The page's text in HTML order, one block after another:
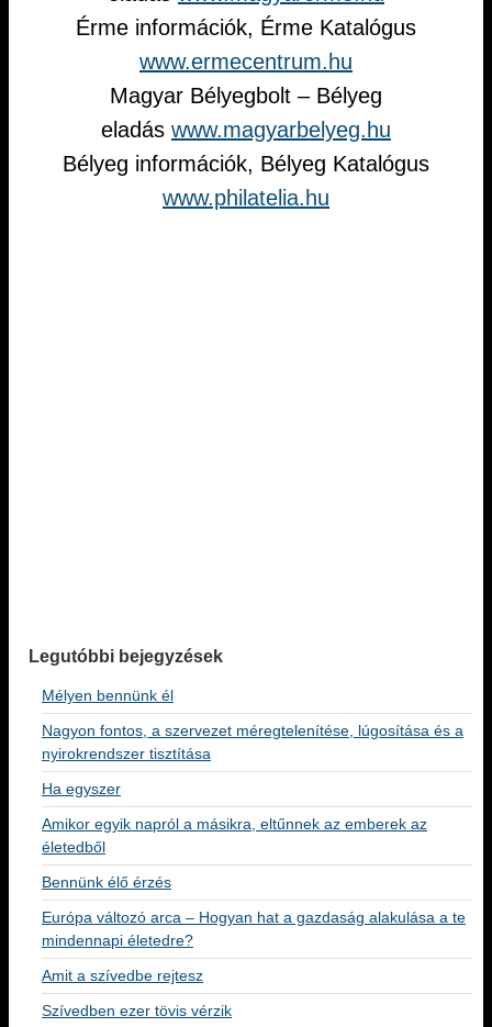
Érme információk, Érme Katalógus
www.ermecentrum.hu
Magyar Bélyegbolt – Bélyeg
eladás www.magyarbelyeg.hu
Bélyeg információk, Bélyeg Katalógus
www.philatelia.hu
Legutóbbi bejegyzések
Mélyen bennünk él
Nagyon fontos, a szervezet méregtelenítése, lúgosítása és a
nyirokrendszer tisztítása
Ha egyszer
Amikor egyik napról a másikra, eltűnnek az emberek az
életedből
Bennünk élő érzés
Európa változó arca – Hogyan hat a gazdaság alakulása a te
mindennapi életedre?
Amit a szívedbe rejtesz
Szívedben ezer tövis vérzik